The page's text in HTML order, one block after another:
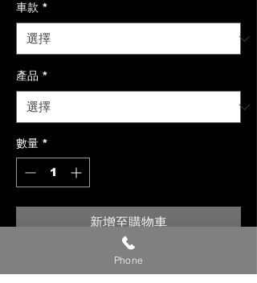
車款 *
產品 *
數量 *
新增至購物車
Phone